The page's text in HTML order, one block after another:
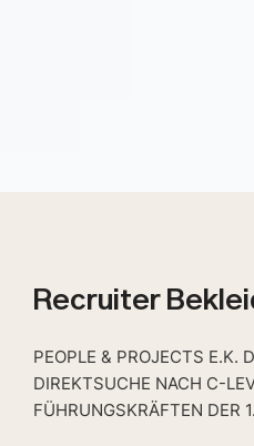
Recruiter
PEOPLE & PROJECTS E.K.
DIREKTSUCHE NACH C-
FÜHRUNGSKRÄFTEN DER